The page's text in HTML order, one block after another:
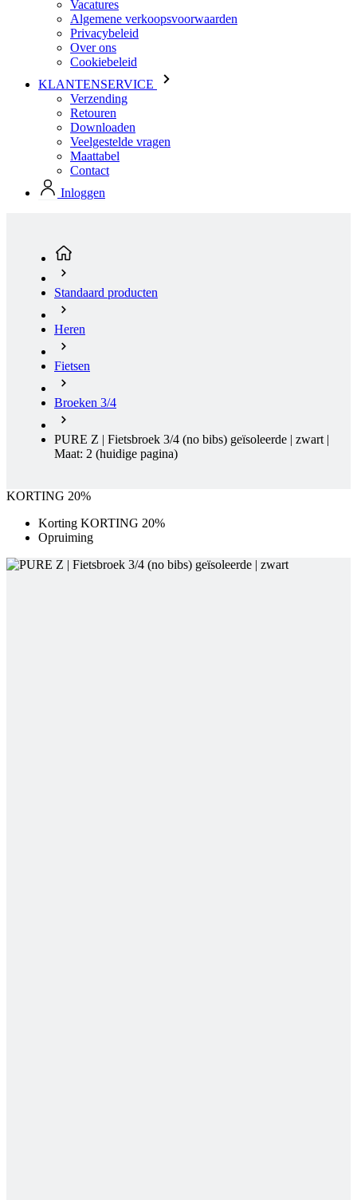
KLANTENSERVICE
Verzending
Retouren
Downloaden
Veelgestelde vragen
Maattabel
Contact
Inloggen
Heren
Fietsen
Broeken 3/4
PURE Z | Fietsbroek 3/4 (no bibs) geïsoleerde | zwart |
Maat: 2
KORTING 20%
Korting KORTING 20%